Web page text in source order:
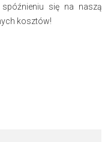
się na naszą
kosztów!